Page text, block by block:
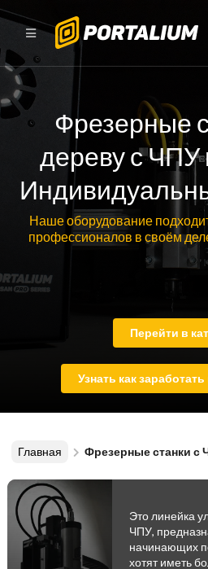
Фрезерные
дереву с ЧПУ
Наше оборудование
профессионалов в своём
Перейти в
Узнать как
Главная Фрезерные станки с
Это линейка
ЧПУ,
начинающих
хотят иметь